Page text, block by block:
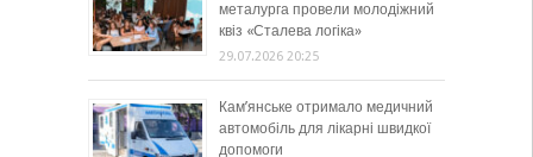
металурга провели молодіжний
квіз «Сталева логіка»
29.07.2026 20:25
Кам’янське отримало медичний
автомобіль для лікарні швидкої
допомоги